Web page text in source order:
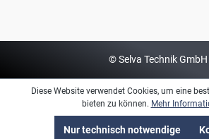
© Selva Technik GmbH
Diese Website verwendet Cookies, um eine
bieten zu können. Mehr
Nur technisch notwendige